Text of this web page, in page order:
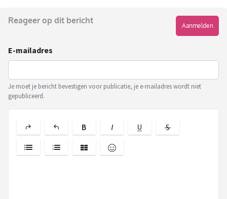
Reageer op dit bericht
Aanmelden
E-mailadres
Je moet je bericht bevestigen voor publicatie, je e-mailadres wordt niet
gepubliceerd.